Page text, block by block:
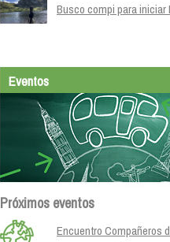
Busco compi para iniciar
Eventos
Próximos eventos
Encuentro Compañeros